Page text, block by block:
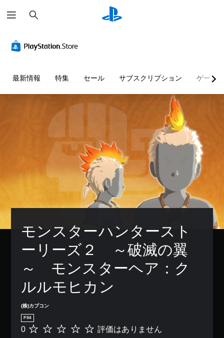
索
最新情報 特集 セール サブスクリプション ゲーム
モンスターハンタースト
ーリーズ２　～破滅の翼
～　モンスターヘア：ク
ルルモヒカン
(株)カプコン
PS4
評
0 評価はありません